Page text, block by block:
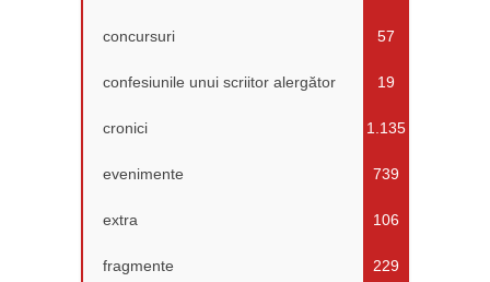
concursuri 57
confesiunile unui scriitor alergător 19
cronici 1.135
evenimente 739
extra 106
fragmente 229